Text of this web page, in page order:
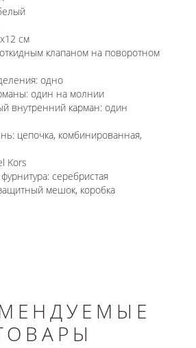
см
откидным клапаном на поворотном
одно
один на молнии
внутренний карман: один
цепочка, комбинированная,
Kors
серебристая
мешок, коробка